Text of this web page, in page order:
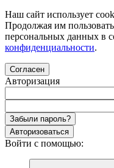
Наш сайт использует
Продолжая им
персональных данных в
конфиденциальности.
Согласен
Авторизация
Забыли пароль?
Авторизоваться
Войти с помощью: